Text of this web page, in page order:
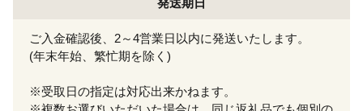
ご入金確認後、2～4営業日以内に発送いたします。
(年末年始、繁忙期を除く)
※受取日の指定は対応出来かねます。